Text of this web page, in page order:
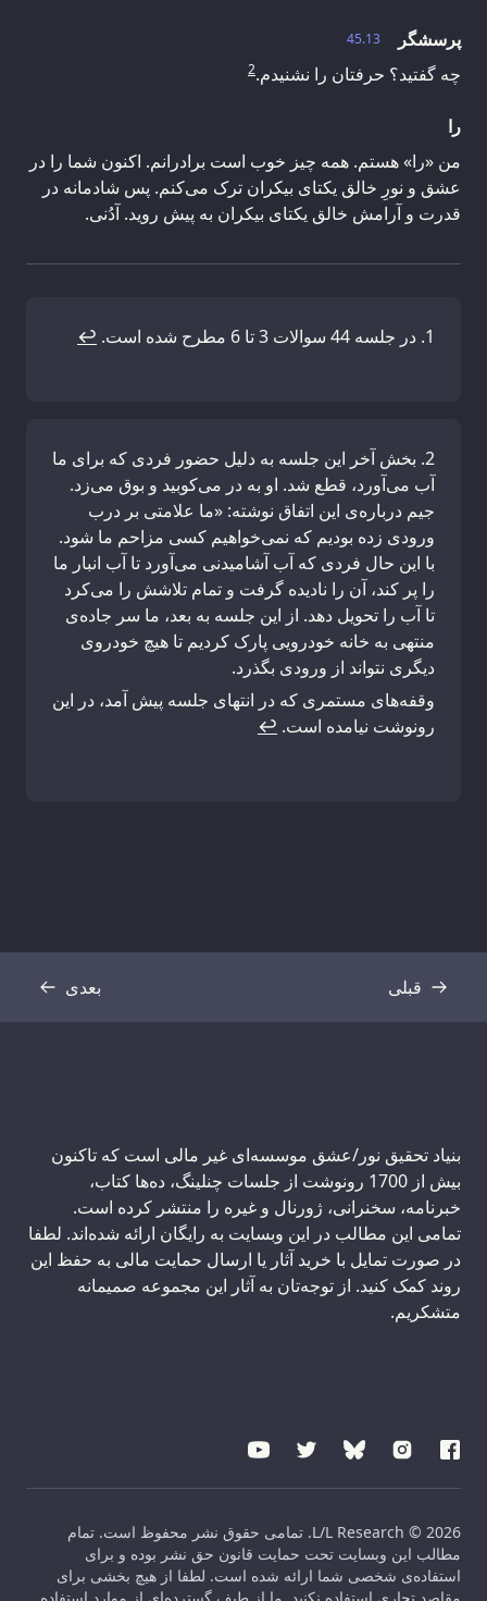
45.13
پرسشگر
چه گفتید؟ حرفتان را نشنیدم.2
را
من «را» هستم. همه چیز خوب است برادرانم. اکنون شما را در
عشق و نورِ خالق یکتای بیکران ترک می‌کنم. پس شادمانه در
قدرت و آرامش خالق یکتای بیکران به پیش روید. آدُنی.
در جلسه 44 سوالات 3 تا 6 مطرح شده است. ↩
بخش آخر این جلسه به دلیل حضور فردی که برای ما
آب می‌آورد، قطع شد. او به در می‌کوبید و بوق می‌زد.
جیم درباره‌ی این اتفاق نوشته: «ما علامتی بر درب
ورودی زده بودیم که نمی‌خواهیم کسی مزاحم‌ ما شود.
با این حال فردی که آب آشامیدنی می‌آورد تا آب انبار ما
را پر کند، آن را نادیده گرفت و تمام تلاشش را می‌کرد
تا آب را تحویل دهد. از این جلسه به بعد، ما سر جاده‌ی
منتهی به خانه خودرویی پارک کردیم تا هیچ خودروی
دیگری نتواند از ورودی بگذرد.
وقفه‌های مستمری که در انتهای جلسه پیش آمد، در این
رونوشت نیامده است. ↩
قبلی
رونوشت بعدی
رونوشت
بنیاد تحقیق نور/عشق موسسه‌ای غیر مالی است که تاکنون
بیش از 1700 رونوشت از جلسات چنلینگ، ده‌ها کتاب،
خبرنامه، سخنرانی، ژورنال و غیره را منتشر کرده است.
تمامی این مطالب در این وبسایت به رایگان ارائه شده‌اند. لطفا
در صورت تمایل با خرید آثار یا ارسال حمایت مالی به حفظ این
روند کمک کنید. از توجه‌تان به آثار این مجموعه صمیمانه
متشکریم.
L/L Research © 2026. تمامی حقوق نشر محفوظ است. تمام
مطالب این وبسایت تحت حمایت قانون حق نشر بوده و برای
استفاده‌ی شخصی شما ارائه شده است. لطفا از هیچ بخشی برای